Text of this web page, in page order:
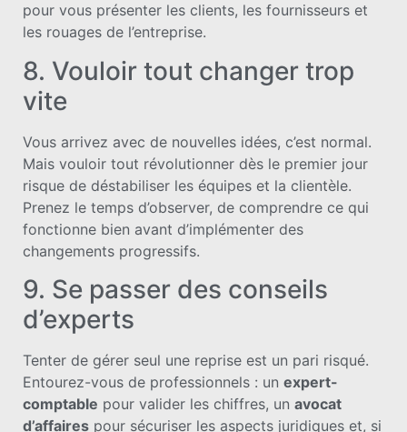
pour vous présenter les clients, les fournisseurs et
les rouages de l’entreprise.
8. Vouloir tout changer trop
vite
Vous arrivez avec de nouvelles idées, c’est normal.
Mais vouloir tout révolutionner dès le premier jour
risque de déstabiliser les équipes et la clientèle.
Prenez le temps d’observer, de comprendre ce qui
fonctionne bien avant d’implémenter des
changements progressifs.
9. Se passer des conseils
d’experts
Tenter de gérer seul une reprise est un pari risqué.
Entourez-vous de professionnels : un expert-
comptable pour valider les chiffres, un avocat
d’affaires pour sécuriser les aspects juridiques et, si